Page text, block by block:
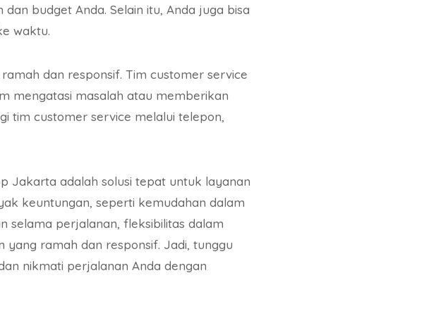
budget Anda. Selain itu, Anda juga bisa
waktu.
dan responsif. Tim customer service
mengatasi masalah atau memberikan
tim customer service melalui telepon,
Jakarta adalah solusi tepat untuk layanan
keuntungan, seperti kemudahan dalam
selama perjalanan, fleksibilitas dalam
ramah dan responsif. Jadi, tunggu
nikmati perjalanan Anda dengan